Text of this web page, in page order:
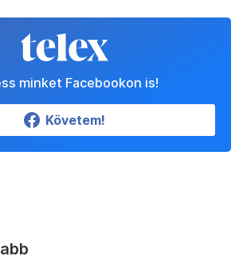
minket Facebookon is!
Követem!